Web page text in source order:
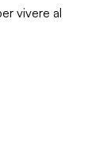
vivere al